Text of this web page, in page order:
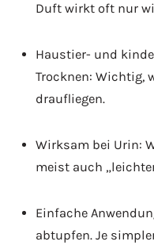
Duft wirkt oft nur
Haustier- und
Trocknen: Wichtig,
draufliegen.
Wirksam bei Urin:
meist auch
Einfache
abtupfen. Je